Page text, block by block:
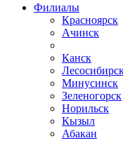
Филиалы
Красноярск
Ачинск
Канск
Минусинск
Зеленогорск
Норильск
Кызыл
Абакан